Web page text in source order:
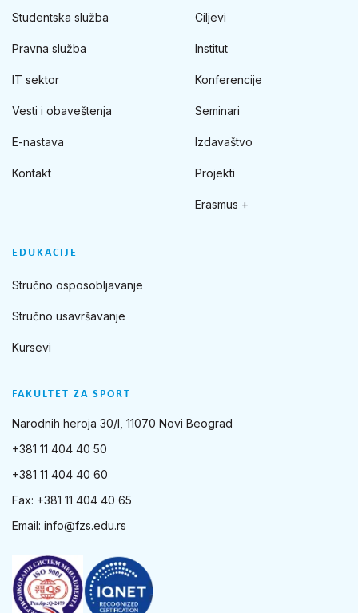
FAKULTET ZA SPORT
Narodnih heroja 30/I, 11070 Novi Beograd
+381 11 404 40 50
+381 11 404 40 60
Fax: +381 11 404 40 65
Email: info@fzs.edu.rs
Studentska služba
Pravna služba
IT sektor
Vesti i obaveštenja
E-nastava
Kontakt
Ciljevi
Institut
Konferencije
Seminari
Izdavaštvo
Projekti
Erasmus +
EDUKACIJE
Stručno osposobljavanje
Stručno usavršavanje
Kursevi